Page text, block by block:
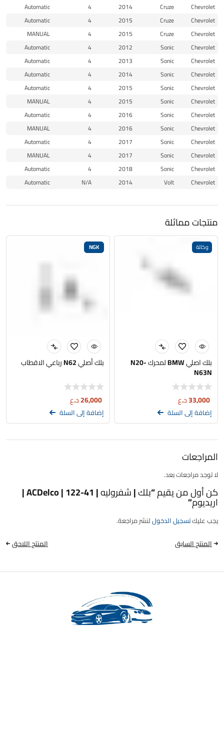
Chevrolet
Cruze
2014
4
Automatic
Chevrolet
Cruze
2015
4
Automatic
Chevrolet
Cruze
2015
4
MANUAL
Chevrolet
Sonic
2012
4
Automatic
Chevrolet
Sonic
2013
4
Automatic
Chevrolet
Sonic
2014
4
Automatic
Chevrolet
Sonic
2015
4
Automatic
Chevrolet
Sonic
2015
4
MANUAL
Chevrolet
Sonic
2016
4
Automatic
Chevrolet
Sonic
2016
4
MANUAL
Chevrolet
Sonic
2017
4
Automatic
Chevrolet
Sonic
2017
4
MANUAL
Chevrolet
Sonic
2018
4
Automatic
Chevrolet
Volt
2014
N/A
Automatic
منتجات مماثلة
وكالة
بلك اصلي BMW لمحرك N20-
N63N
33,000د.ع
إضافة إلى السلة
NGK
بلك أصلي N62 رباعي الاقطاب
26,000د.ع
إضافة إلى السلة
المراجعات
لا توجد مراجعات بعد.
كن أول من يقيم “بلك | شفروليه | 41-122 | ACDelco |
اريديوم”
يجب عليكتسجيل الدخوللنشر مراجعة.
المنتج السابق
المنتج اللاحق